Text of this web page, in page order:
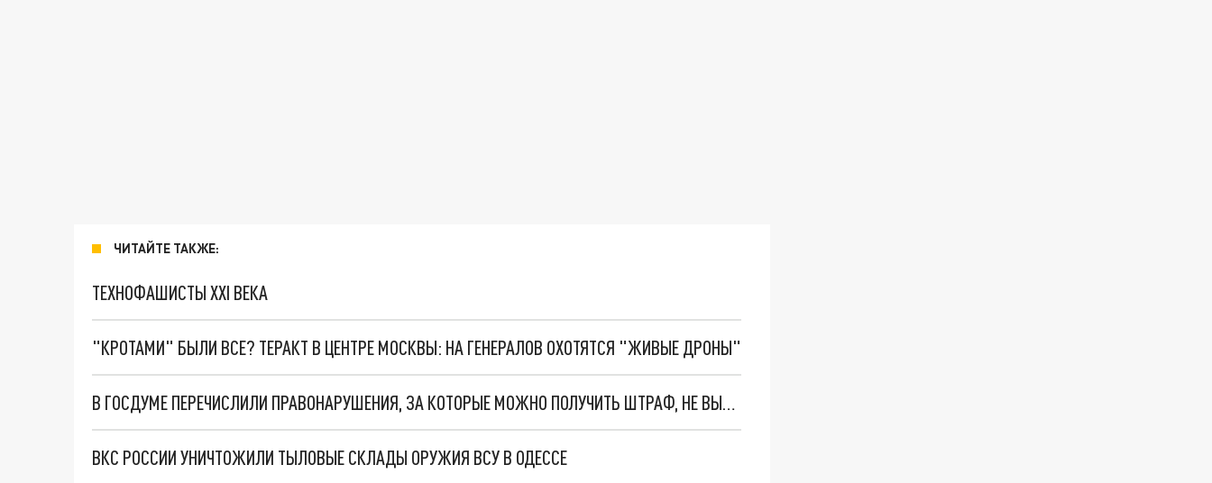
ЧИТАЙТЕ ТАКЖЕ:
ТЕХНОФАШИСТЫ XXI ВЕКА
"КРОТАМИ" БЫЛИ ВСЕ? ТЕРАКТ В ЦЕНТРЕ МОСКВЫ: НА ГЕНЕРАЛОВ ОХОТЯТСЯ "ЖИВЫЕ ДРОНЫ"
В ГОСДУМЕ ПЕРЕЧИСЛИЛИ ПРАВОНАРУШЕНИЯ, ЗА КОТОРЫЕ МОЖНО ПОЛУЧИТЬ ШТРАФ, НЕ ВЫХОДЯ ИЗ ДОМА
ВКС РОССИИ УНИЧТОЖИЛИ ТЫЛОВЫЕ СКЛАДЫ ОРУЖИЯ ВСУ В ОДЕССЕ